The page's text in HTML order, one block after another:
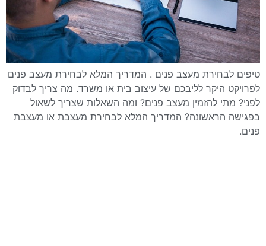
טיפים לבחירת מעצב פנים . המדריך המלא לבחירת מעצב פנים
לפרויקט היקר לליבכם של עיצוב בית או משרד. מה צריך לבדוק
לפני? מתי להזמין מעצב פנים? ומה השאלות שצריך לשאול
בפגישה הראשונה? המדריך המלא לבחירת מעצבת או מעצבת
פנים.